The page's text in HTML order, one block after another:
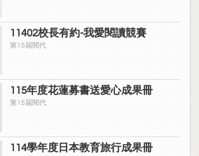
11402校長有約-我愛閱讀競賽
第15屆閱代
115年度花蓮募書送愛心成果冊
第15屆閱代
114學年度日本教育旅行成果冊